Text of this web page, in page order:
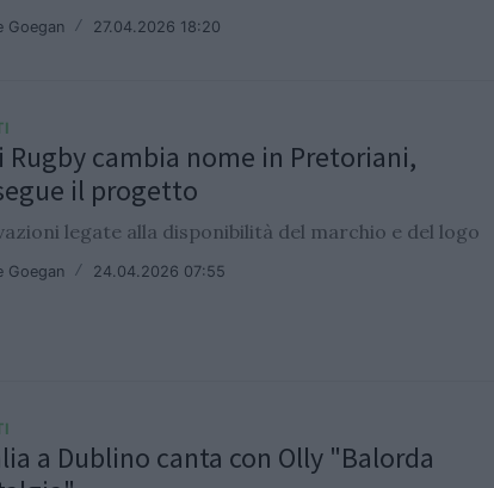
Goegan / 27.04.2026 18:20
Rugby cambia nome in Pretoriani,
il progetto
legate alla disponibilità del marchio e del logo
Goegan / 24.04.2026 07:55
a Dublino canta con Olly "Balorda